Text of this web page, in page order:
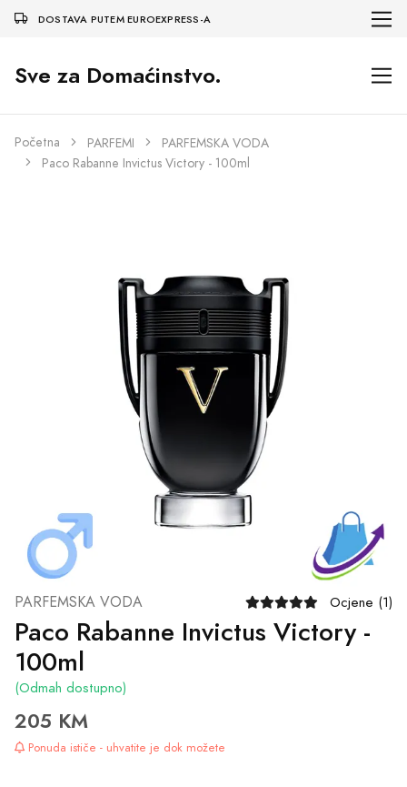
DOSTAVA PUTEM EUROEXPRESS-A
Sve za Domaćinstvo.
Početna PARFEMI
PARFEMSKA VODA
Paco Rabanne Invictus Victory - 100ml
PARFEMSKA VODA Ocjene (1)
Paco Rabanne Invictus Victory -
100ml
(Odmah dostupno)
205 KM
Ponuda ističe - uhvatite je dok možete